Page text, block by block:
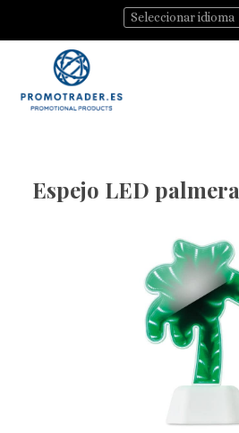
Seleccionar idioma
Espejo LED palmera